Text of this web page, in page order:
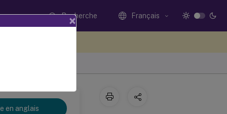
Recherche Français
en anglais
×